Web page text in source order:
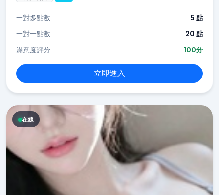
一對多點數
5 點
一對一點數
20 點
滿意度評分
100分
立即進入
在線